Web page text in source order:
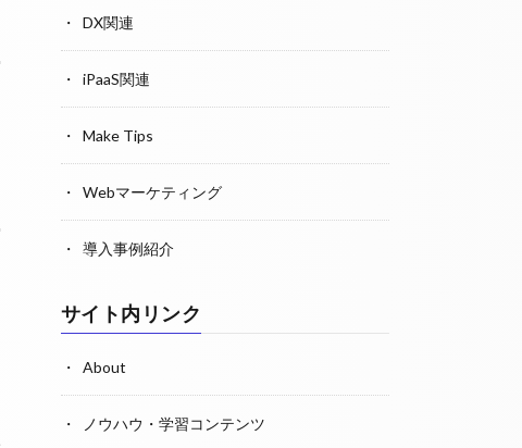
DX関連
iPaaS関連
Make Tips
Webマーケティング
導入事例紹介
サイト内リンク
About
ノウハウ・学習コンテンツ